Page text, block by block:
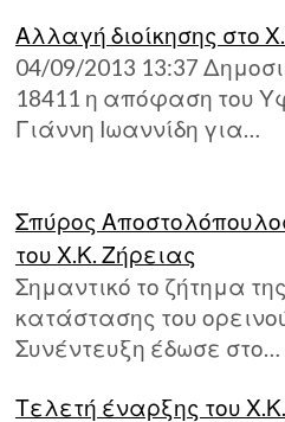
Αλλαγή διοίκησης στο
04/09/2013 13:37
18411 η απόφαση του
Γιάννη Ιωαννίδη για…
Σπύρος
του Χ.Κ. Ζήρειας
Σημαντικό το ζήτημα
κατάστασης του
Συνέντευξη έδωσε στο…
Τελετή έναρξης του